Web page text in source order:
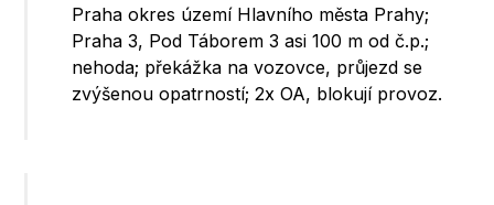
Praha okres území Hlavního města Prahy;
Praha 3, Pod Táborem 3 asi 100 m od č.p.;
nehoda; překážka na vozovce, průjezd se
zvýšenou opatrností; 2x OA, blokují provoz.